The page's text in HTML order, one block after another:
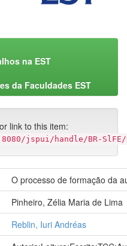
na EST
da Faculdades EST
link to this item:
jspui/handle/BR-SlFE/
O processo de formação da
Pinheiro, Zélia Maria de Lima
Reblin, Iuri Andréas